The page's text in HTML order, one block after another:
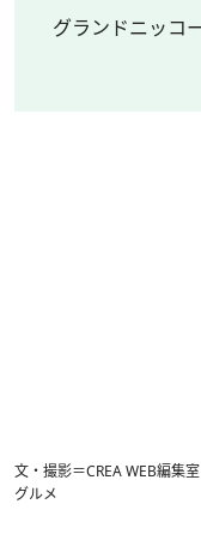
グランドニッコ
文・撮影＝CREA WEB編集室
グルメ